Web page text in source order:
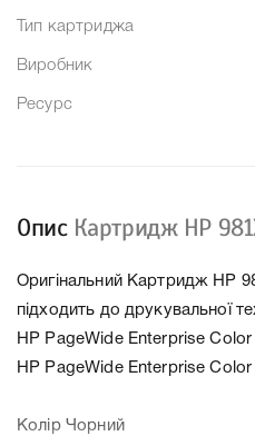
Тип картриджа
Виробник
Ресурс
Опис Картридж HP
Оригінальний Картридж HP
підходить до друкувальної
HP PageWide Enterprise Color
HP PageWide Enterprise Color
Колір Чорний